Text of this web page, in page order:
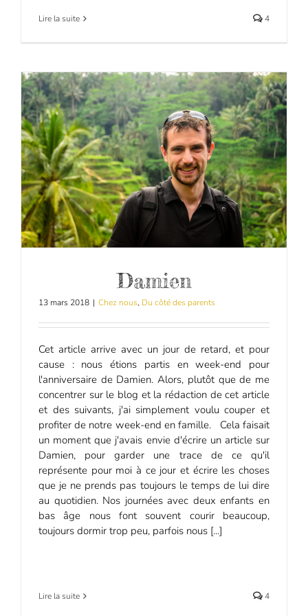
Lire la suite 4
Damien
13 mars 2018 | Chez nous, Du côté des parents
Cet article arrive avec un jour de retard, et pour
cause : nous étions partis en week-end pour
l'anniversaire de Damien. Alors, plutôt que de me
concentrer sur le blog et la rédaction de cet article
et des suivants, j'ai simplement voulu couper et
profiter de notre week-end en famille. Cela faisait
un moment que j'avais envie d'écrire un article sur
Damien, pour garder une trace de ce qu'il
représente pour moi à ce jour et écrire les choses
que je ne prends pas toujours le temps de lui dire
au quotidien. Nos journées avec deux enfants en
bas âge nous font souvent courir beaucoup,
toujours dormir trop peu, parfois nous [...]
Lire la suite 4